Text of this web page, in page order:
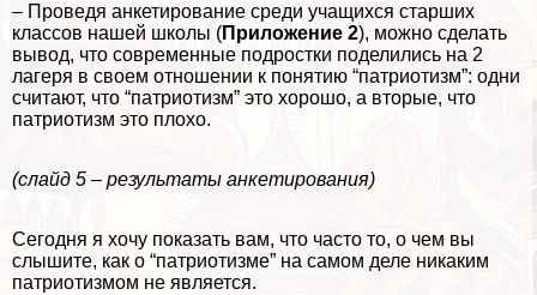
– Проведя анкетирование среди учащихся старших
классов нашей школы (Приложение 2), можно сделать
вывод, что современные подростки поделились на 2
лагеря в своем отношении к понятию “патриотизм”: одни
считают, что “патриотизм” это хорошо, а вторые, что
патриотизм это плохо.
(слайд 5 – результаты анкетирования)
Сегодня я хочу показать вам, что часто то, о чем вы
слышите, как о “патриотизме” на самом деле никаким
патриотизмом не является.